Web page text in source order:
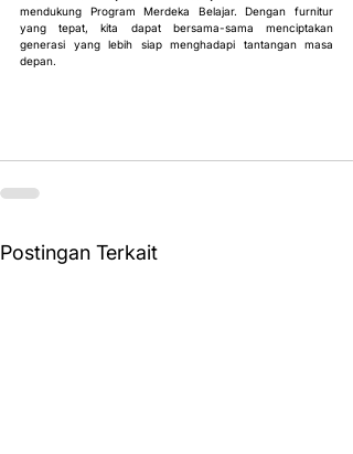
mendukung Program Merdeka Belajar. Dengan furnitur
yang tepat, kita dapat bersama-sama menciptakan
generasi yang lebih siap menghadapi tantangan masa
depan.
Postingan Terkait